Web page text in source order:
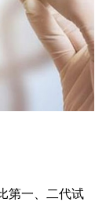
第一、二代试